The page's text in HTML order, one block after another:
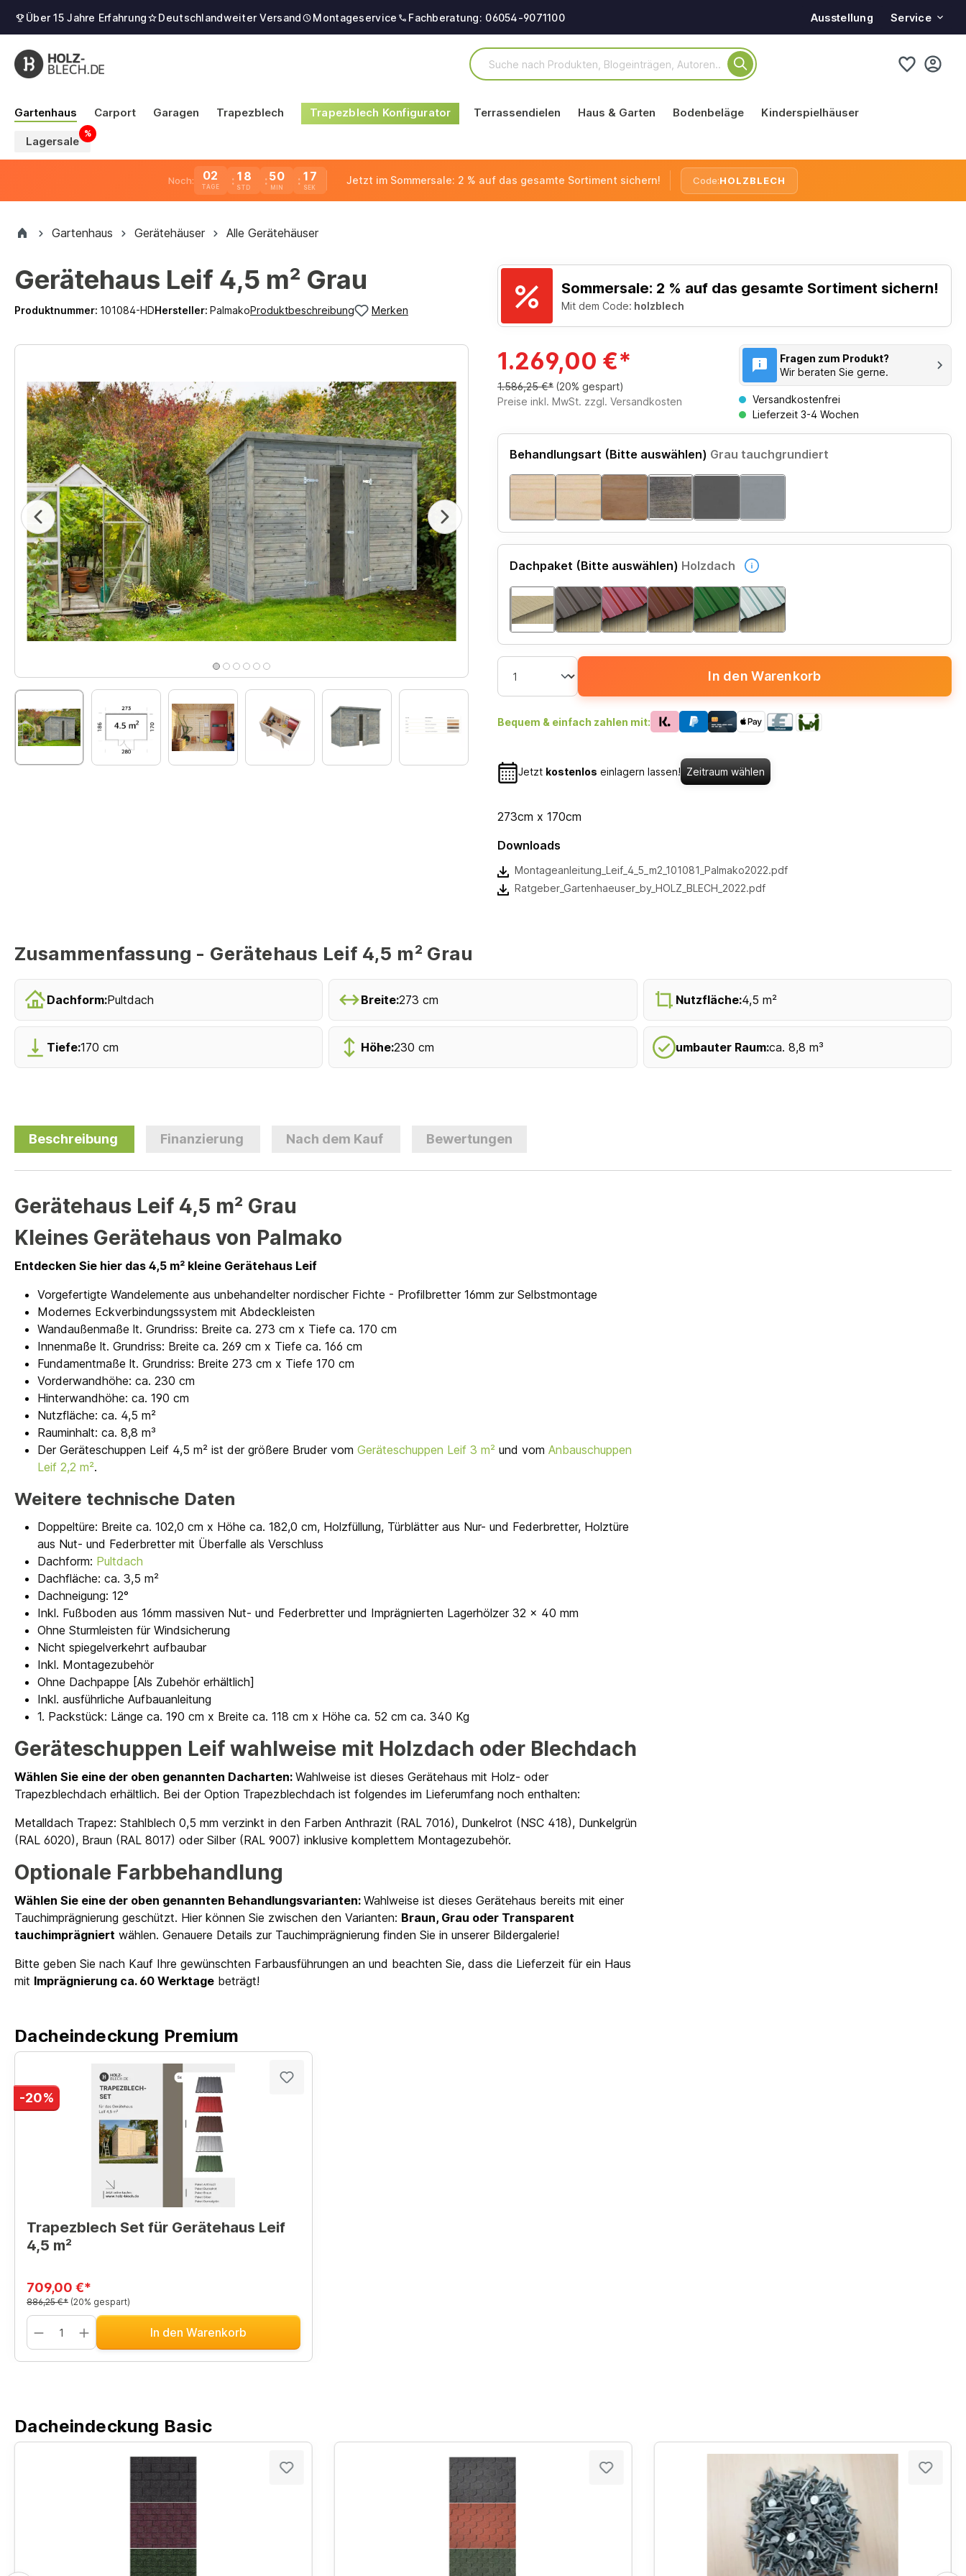
Über 15 Jahre Erfahrung Deutschlandweiter Versand Montageservice Fachberatung: 06054-9071100 Ausstellung Service
Gartenhaus Carport Garagen Trapezblech Trapezblech Konfigurator Terrassendielen Haus & Garten Bodenbeläge Kinderspielhäuser
Lagersale
Noch: 02
TAGE
18 50 16 Jetzt im Sommersale: 2 % auf das gesamte Sortiment sichern! Code:HOLZBLECH
Gartenhaus Gerätehäuser Alle Gerätehäuser
Gerätehaus Leif 4,5 m² Grau
Produktnummer: 101084-HDHersteller: PalmakoProduktbeschreibung Merken
Sommersale: 2 % auf das gesamte Sortiment sichern!
Mit dem Code: holzblech
1.269,00 €*
1.586,25 €* (20% gespart)
Preise inkl. MwSt. zzgl. Versandkosten
Fragen zum Produkt?
Wir beraten Sie gerne.
Versandkostenfrei
Lieferzeit 3-4 Wochen
Behandlungsart (Bitte auswählen) Grau tauchgrundiert
Dachpaket (Bitte auswählen) Holzdach
In den Warenkorb
Bequem & einfach zahlen mit:
Jetzt kostenlos einlagern lassen! Zeitraum wählen
273cm x 170cm
Downloads
Montageanleitung_Leif_4_5_m2_101081_Palmako2022.pdf
Ratgeber_Gartenhaeuser_by_HOLZ_BLECH_2022.pdf
Zusammenfassung - Gerätehaus Leif 4,5 m² Grau
Dachform:Pultdach Breite:273 cm Nutzfläche:4,5 m²
Tiefe:170 cm Höhe:230 cm umbauter Raum:ca. 8,8 m³
Beschreibung Finanzierung Nach dem Kauf Bewertungen
Gerätehaus Leif 4,5 m² Grau
Kleines Gerätehaus von Palmako
Entdecken Sie hier das 4,5 m² kleine Gerätehaus Leif
Vorgefertigte Wandelemente aus unbehandelter nordischer Fichte - Profilbretter 16mm zur Selbstmontage
Modernes Eckverbindungssystem mit Abdeckleisten
Wandaußenmaße lt. Grundriss: Breite ca. 273 cm x Tiefe ca. 170 cm
Innenmaße lt. Grundriss: Breite ca. 269 cm x Tiefe ca. 166 cm
Fundamentmaße lt. Grundriss: Breite 273 cm x Tiefe 170 cm
Vorderwandhöhe: ca. 230 cm
Hinterwandhöhe: ca. 190 cm
Nutzfläche: ca. 4,5 m²
Rauminhalt: ca. 8,8 m³
Der Geräteschuppen Leif 4,5 m² ist der größere Bruder vom Geräteschuppen Leif 3 m² und vom Anbauschuppen
Leif 2,2 m².
Weitere technische Daten
Doppeltüre: Breite ca. 102,0 cm x Höhe ca. 182,0 cm, Holzfüllung, Türblätter aus Nur- und Federbretter, Holztüre
aus Nut- und Federbretter mit Überfalle als Verschluss
Dachform: Pultdach
Dachfläche: ca. 3,5 m²
Dachneigung: 12°
Inkl. Fußboden aus 16mm massiven Nut- und Federbretter und Imprägnierten Lagerhölzer 32 x 40 mm
Ohne Sturmleisten für Windsicherung
Nicht spiegelverkehrt aufbaubar
Inkl. Montagezubehör
Ohne Dachpappe [Als Zubehör erhältlich]
Inkl. ausführliche Aufbauanleitung
1. Packstück: Länge ca. 190 cm x Breite ca. 118 cm x Höhe ca. 52 cm ca. 340 Kg
Geräteschuppen Leif wahlweise mit Holzdach oder Blechdach
Wählen Sie eine der oben genannten Dacharten: Wahlweise ist dieses Gerätehaus mit Holz- oder
Trapezblechdach erhältlich. Bei der Option Trapezblechdach ist folgendes im Lieferumfang noch enthalten:
Metalldach Trapez: Stahlblech 0,5 mm verzinkt in den Farben Anthrazit (RAL 7016), Dunkelrot (NSC 418), Dunkelgrün
(RAL 6020), Braun (RAL 8017) oder Silber (RAL 9007) inklusive komplettem Montagezubehör.
Optionale Farbbehandlung
Wählen Sie eine der oben genannten Behandlungsvarianten: Wahlweise ist dieses Gerätehaus bereits mit einer
Tauchimprägnierung geschützt. Hier können Sie zwischen den Varianten: Braun, Grau oder Transparent
tauchimprägniert wählen. Genauere Details zur Tauchimprägnierung finden Sie in unserer Bildergalerie!
Bitte geben Sie nach Kauf Ihre gewünschten Farbausführungen an und beachten Sie, dass die Lieferzeit für ein Haus
mit Imprägnierung ca. 60 Werktage beträgt!
Dacheindeckung Premium
-20%
Trapezblech Set für Gerätehaus Leif
4,5 m²
709,00 €*
886,25 €* (20% gespart)
In den Warenkorb
Dacheindeckung Basic